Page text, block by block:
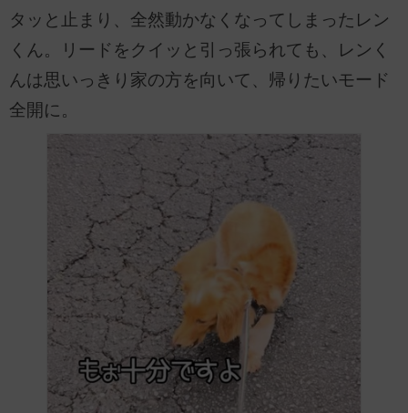
タッと止まり、全然動かなくなってしまったレン
くん。リードをクイッと引っ張られても、レンく
んは思いっきり家の方を向いて、帰りたいモード
全開に。